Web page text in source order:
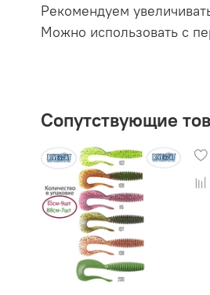
Рекомендуем
Можно использовать с
Сопутствующие